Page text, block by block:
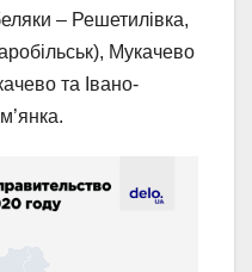
– Решетилівка,
Мукачево
та Івано-